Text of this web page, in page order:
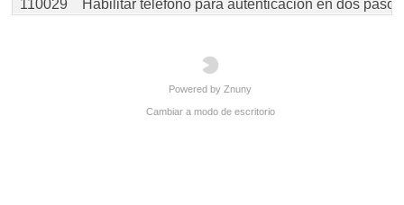
110029
Habilitar teléfono para autenticación en dos pasos
Powered by Znuny
Cambiar a modo de escritorio